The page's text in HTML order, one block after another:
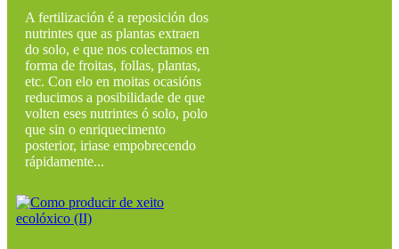
A fertilización é a reposición dos
nutrintes que as plantas extraen
do solo, e que nos colectamos en
forma de froitas, follas, plantas,
etc. Con elo en moitas ocasións
reducimos a posibilidade de que
volten eses nutrintes ó solo, polo
que sin o enriquecimento
posterior, iriase empobrecendo
rápidamente...